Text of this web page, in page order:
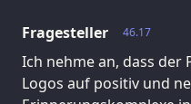
46.17
Fragesteller
Ich nehme an, dass der
Logos auf positiv und